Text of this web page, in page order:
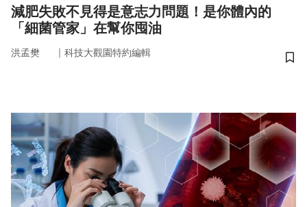
減肥失敗不見得是意志力問題！是你體內的
「細菌管家」在幫你囤油
洪孟樊 ｜ 科技大觀園特約編輯
儲